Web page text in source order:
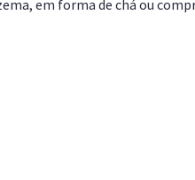
em forma de chá ou